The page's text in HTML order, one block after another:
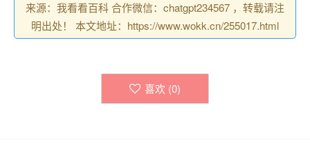
来源：我看看百科 合作微信：chatgpt234567 ，转载请注
明出处！ 本文地址：https://www.wokk.cn/255017.html
喜欢 (0)